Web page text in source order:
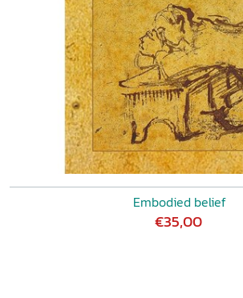
Embodied belief
€35,00